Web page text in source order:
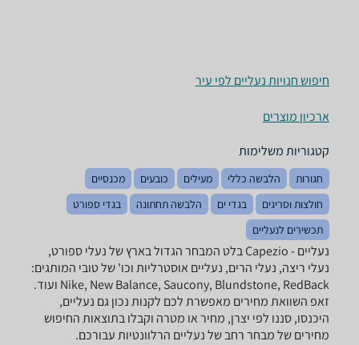
חיפוש חנויות נעליים לפי עיר
ארכיון מוצרים
קטגוריות משלימות
חגורות הלבשה כללי מעילים כובעים
מכנסיים
חולצות וסריגים
בגדי ים הלבשה תחתונה
בגדי ספורט
תכשירים לנעליים
נעליים - ‏Capezio ‏בלט המבחר הגדול בארץ של נעלי ספורט,
נעלי ריצה, נעלי הרים, נעליים אוסטרליות וכו' של טובי המותגים:
Nike, New Balance, Saucony, Blundstone, RedBack ועוד.
זאפ השוואת מחירים מאפשרת לכם לקנות נכון גם נעליים,
היכנסו, סננו לפי יצרן, מחיר או מטרה וקבלו בתוצאות החיפוש
מחירים של מבחר רחב של נעליים הרלוונטיות עבורכם.